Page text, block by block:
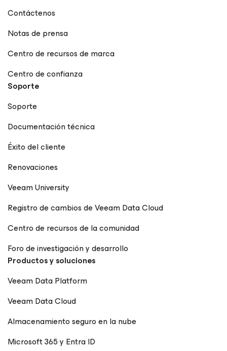
Contáctenos
Notas de prensa
Centro de recursos de marca
Centro de confianza
Soporte
Soporte
Documentación técnica
Éxito del cliente
Renovaciones
Veeam University
Registro de cambios de Veeam Data Cloud
Centro de recursos de la comunidad
Foro de investigación y desarrollo
Productos y soluciones
Veeam Data Platform
Veeam Data Cloud
Almacenamiento seguro en la nube
Microsoft 365 y Entra ID